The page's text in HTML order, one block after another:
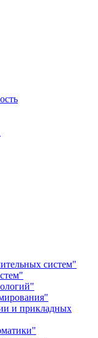
систем"
и прикладных